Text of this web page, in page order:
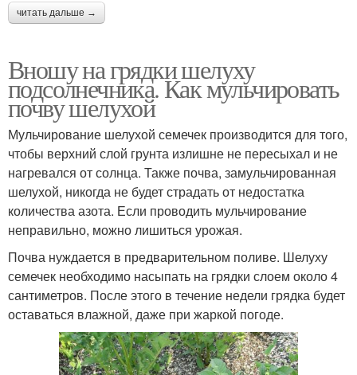
читать дальше →
Вношу на грядки шелуху
подсолнечника. Как мульчировать
почву шелухой
Мульчирование шелухой семечек производится для того,
чтобы верхний слой грунта излишне не пересыхал и не
нагревался от солнца. Также почва, замульчированная
шелухой, никогда не будет страдать от недостатка
количества азота. Если проводить мульчирование
неправильно, можно лишиться урожая.
Почва нуждается в предварительном поливе. Шелуху
семечек необходимо насыпать на грядки слоем около 4
сантиметров. После этого в течение недели грядка будет
оставаться влажной, даже при жаркой погоде.